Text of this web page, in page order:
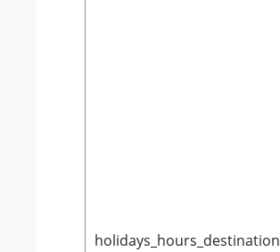
holidays_hours_destination